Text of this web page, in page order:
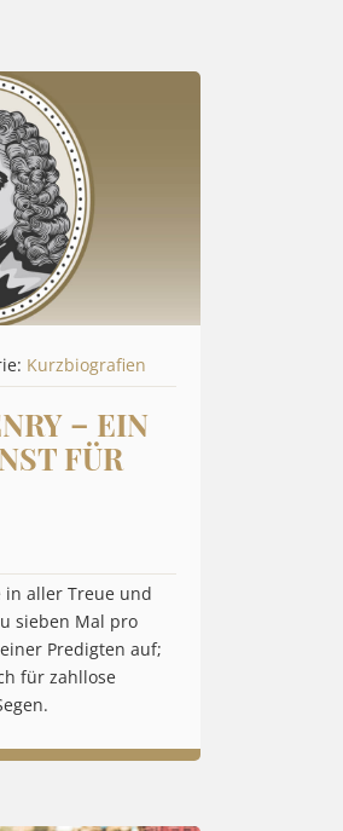
Kurzbiografien
– EIN
FÜR
aller Treue und
sieben Mal pro
Predigten auf;
für zahllose